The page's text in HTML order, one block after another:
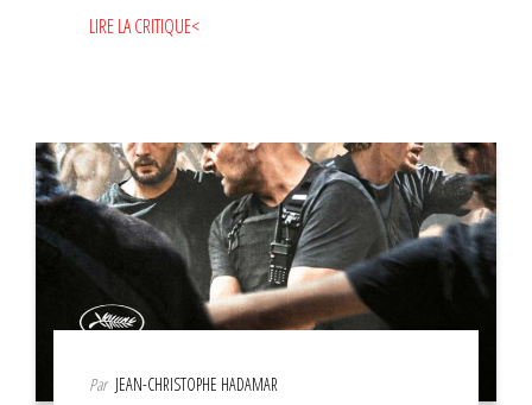
LIRE LA CRITIQUE<
Par JEAN-CHRISTOPHE HADAMAR